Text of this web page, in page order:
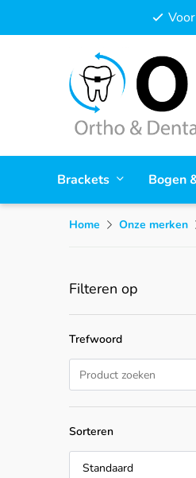
Brackets Bogen
Home Onze merken
Filteren op
Trefwoord
Sorteren